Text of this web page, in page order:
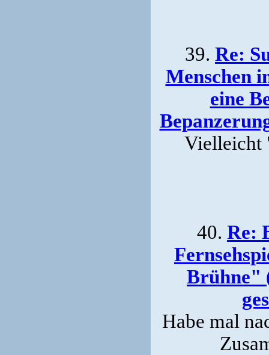
39. Re:
Menschen
eine
Vielleicht
40. Re:
Brühne"
Habe mal